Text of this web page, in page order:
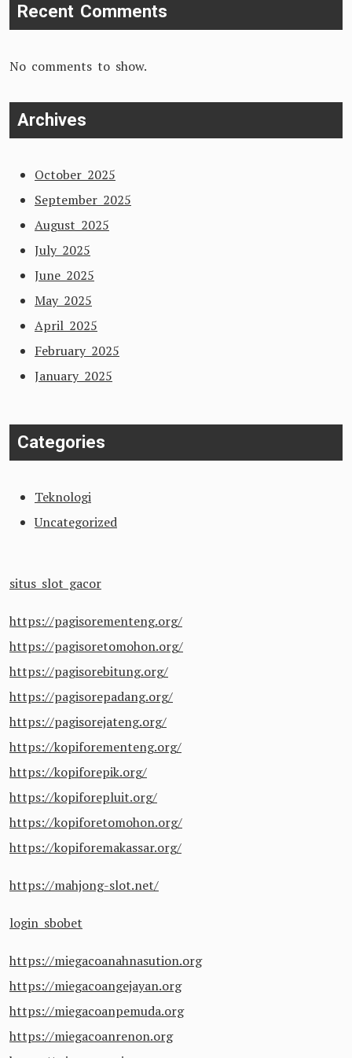
Recent Comments
No comments to show.
Archives
October 2025
September 2025
August 2025
July 2025
June 2025
May 2025
April 2025
February 2025
January 2025
Categories
Teknologi
Uncategorized
situs slot gacor
https://pagisorementeng.org/
https://pagisoretomohon.org/
https://pagisorebitung.org/
https://pagisorepadang.org/
https://pagisorejateng.org/
https://kopiforementeng.org/
https://kopiforepik.org/
https://kopiforepluit.org/
https://kopiforetomohon.org/
https://kopiforemakassar.org/
https://mahjong-slot.net/
login sbobet
https://miegacoanahnasution.org
https://miegacoangejayan.org
https://miegacoanpemuda.org
https://miegacoanrenon.org